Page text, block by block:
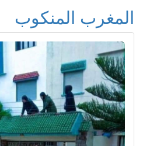
المغرب المنكوب